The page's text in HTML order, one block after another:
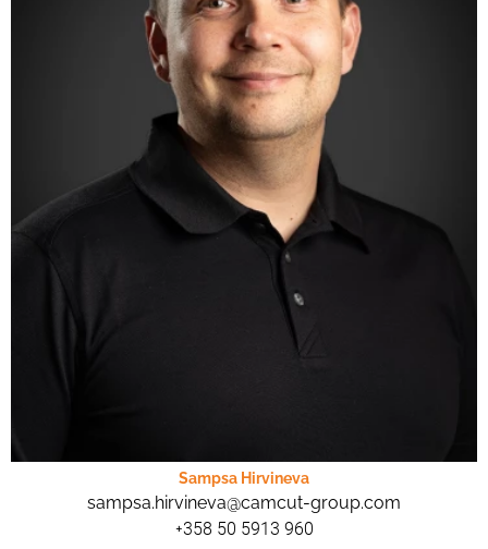
Sampsa Hirvineva
sampsa.hirvineva@camcut-group.com
+358 50 5913 960